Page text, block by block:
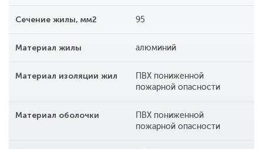
Сечение жилы, мм2 95
Материал жилы алюминий
Материал изоляции жил
ПВХ пониженной
пожарной опасности
Материал оболочки
ПВХ пониженной
пожарной опасности